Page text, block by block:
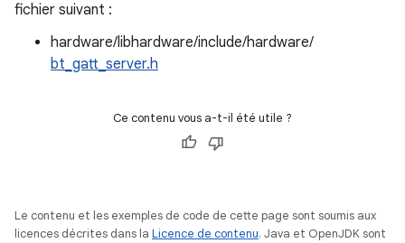
fichier suivant :
hardware/libhardware/include/hardware/
bt_gatt_server.h
Ce contenu vous a-t-il été utile ?
Le contenu et les exemples de code de cette page sont soumis aux
licences décrites dans la Licence de contenu. Java et OpenJDK sont